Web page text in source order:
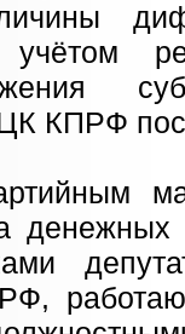
КПРФ
денежных